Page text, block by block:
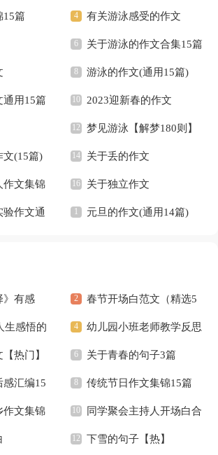
15篇 有关游泳感受的作文
关于游泳的作文合集15篇
游泳的作文(通用15篇)
通用15篇 2023迎新春的作文
梦见游泳【解梦180则】
文(15篇) 关于丢的作文
作文集锦 关于独立作文
验作文通 元旦的作文(通用14篇)
》有感 春节开场白范文（精选5
篇）
生感悟的 幼儿园小班老师教学反思
热门】 关于青春的句子3篇
感汇编15 传统节日作文集锦15篇
作文集锦 同学聚会主持人开场白合
集15篇下雪的句子【热】